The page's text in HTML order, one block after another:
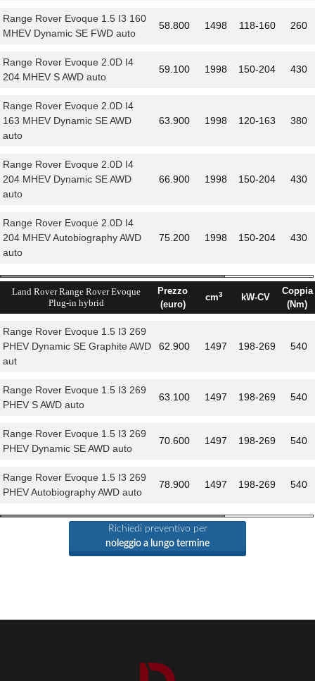
Range Rover Evoque 1.5 I3 160
MHEV Dynamic SE FWD auto
58.800 1498 118-160 260
Range Rover Evoque 2.0D I4
204 MHEV S AWD auto
59.100 1998 150-204 430
Range Rover Evoque 2.0D I4
163 MHEV Dynamic SE AWD
auto
63.900 1998 120-163 380
Range Rover Evoque 2.0D I4
204 MHEV Dynamic SE AWD
auto
66.900 1998 150-204 430
Range Rover Evoque 2.0D I4
204 MHEV Autobiography AWD
auto
75.200 1998 150-204 430
Land Rover Range Rover Evoque
Plug-in hybrid
Prezzo
(euro)
cm3 kW-CV
Coppia
(Nm)
Range Rover Evoque 1.5 I3 269
PHEV Dynamic SE Graphite AWD
aut
62.900 1497 198-269 540
Range Rover Evoque 1.5 I3 269
PHEV S AWD auto
63.100 1497 198-269 540
Range Rover Evoque 1.5 I3 269
PHEV Dynamic SE AWD auto
70.600 1497 198-269 540
Range Rover Evoque 1.5 I3 269
PHEV Autobiography AWD auto
78.900 1497 198-269 540
Richiedi preventivo per
noleggio a lungo termine